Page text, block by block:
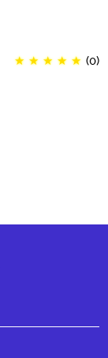
★ ★ ★ ★ ★ (0)